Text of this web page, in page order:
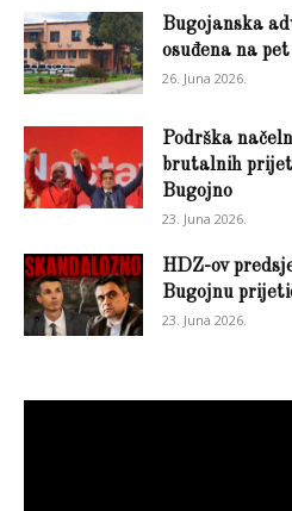
Bugojanska
osuđena na
26. Juna 2026.
Podrška
brutalnih
Bugojno
23. Juna 2026.
HDZ-ov
Bugojnu
23. Juna 2026.